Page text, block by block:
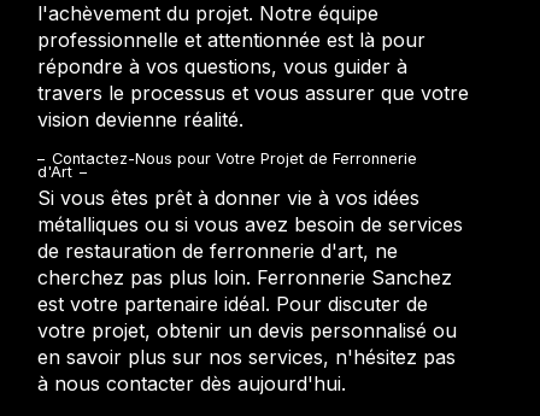
l'achèvement du projet. Notre équipe
professionnelle et attentionnée est là pour
répondre à vos questions, vous guider à
travers le processus et vous assurer que votre
vision devienne réalité.
Contactez-Nous pour Votre Projet de Ferronnerie
d'Art
Si vous êtes prêt à donner vie à vos idées
métalliques ou si vous avez besoin de services
de restauration de ferronnerie d'art, ne
cherchez pas plus loin. Ferronnerie Sanchez
est votre partenaire idéal. Pour discuter de
votre projet, obtenir un devis personnalisé ou
en savoir plus sur nos services, n'hésitez pas
à nous contacter dès aujourd'hui.